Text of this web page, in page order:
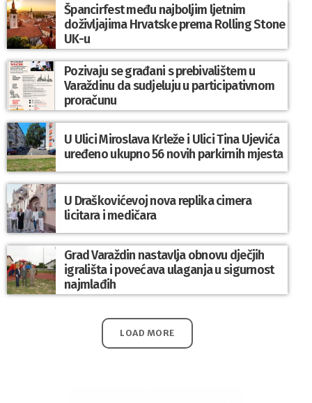
Špancirfest među najboljim ljetnim
doživljajima Hrvatske prema Rolling Stone
UK-u
Pozivaju se građani s prebivalištem u
Varaždinu da sudjeluju u participativnom
proračunu
U Ulici Miroslava Krleže i Ulici Tina Ujevića
uređeno ukupno 56 novih parkirnih mjesta
U Draškovićevoj nova replika cimera
licitara i medičara
Grad Varaždin nastavlja obnovu dječjih
igrališta i povećava ulaganja u sigurnost
najmlađih
LOAD MORE